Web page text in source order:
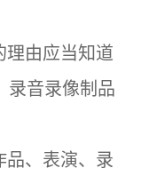
由应当知道
录音录像制品
、表演、录